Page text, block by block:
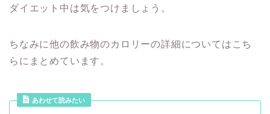
ダイエット中は気をつけましょう。
ちなみに他の飲み物のカロリーの詳細についてはこち
らにまとめています。
あわせて読みたい